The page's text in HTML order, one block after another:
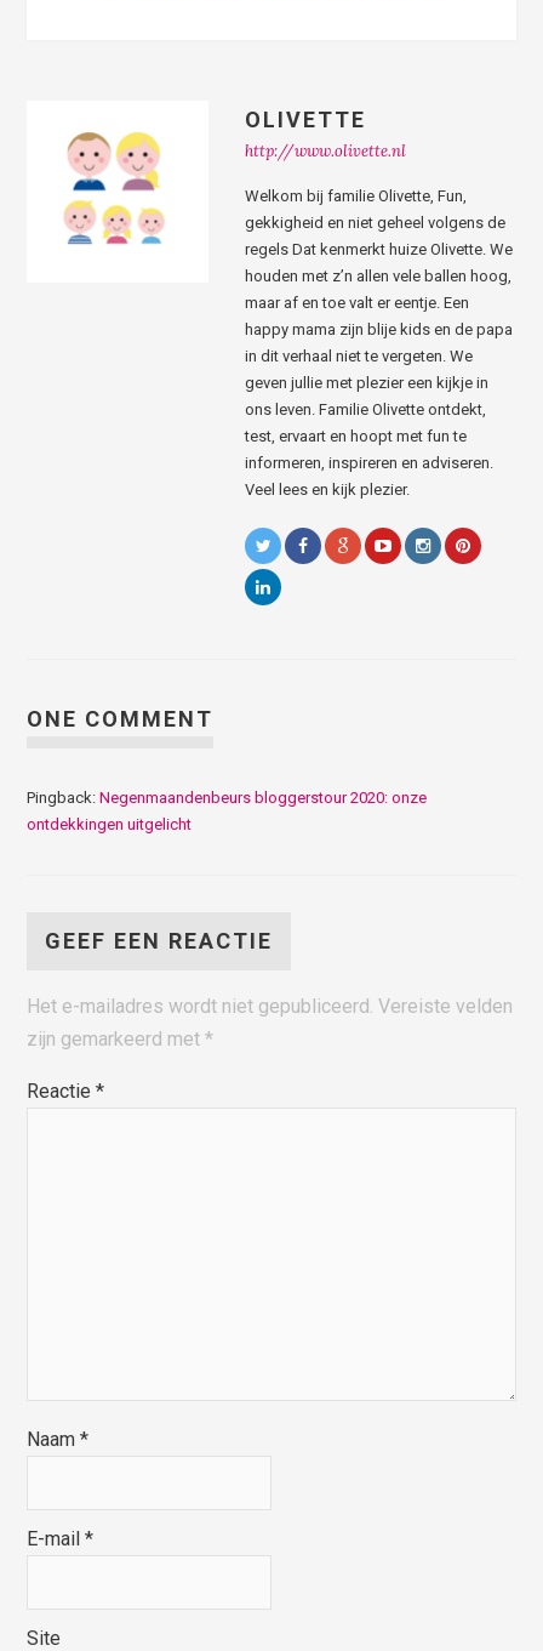
OLIVETTE
http://www.olivette.nl
Welkom bij familie Olivette, Fun,
gekkigheid en niet geheel volgens de
regels Dat kenmerkt huize Olivette. We
houden met z’n allen vele ballen hoog,
maar af en toe valt er eentje. Een
happy mama zijn blije kids en de papa
in dit verhaal niet te vergeten. We
geven jullie met plezier een kijkje in
ons leven. Familie Olivette ontdekt,
test, ervaart en hoopt met fun te
informeren, inspireren en adviseren.
Veel lees en kijk plezier.
ONE COMMENT
Pingback:Negenmaandenbeurs bloggerstour 2020: onze
ontdekkingen uitgelicht
GEEF EEN REACTIE
Het e-mailadres wordt niet gepubliceerd. Vereiste velden
zijn gemarkeerd met*
Reactie*
Naam*
E-mail*
Site